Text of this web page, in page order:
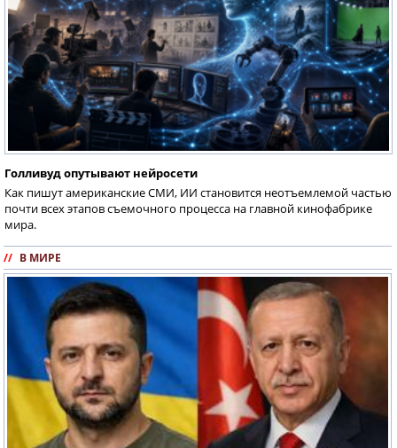
Голливуд опутывают нейросети
Как пишут американские СМИ, ИИ становится неотъемлемой частью
почти всех этапов съемочного процесса на главной кинофабрике
мира.
// В МИРЕ